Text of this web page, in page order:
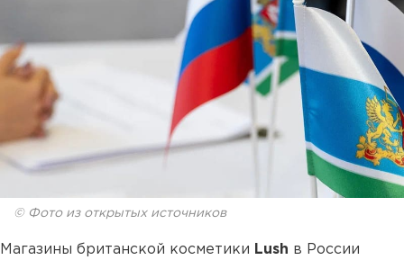
© Фото из открытых источников
Магазины британской косметики Lush в России